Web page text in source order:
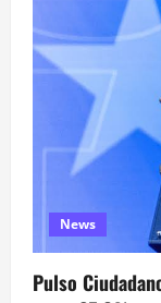
a
d
News
Pulso